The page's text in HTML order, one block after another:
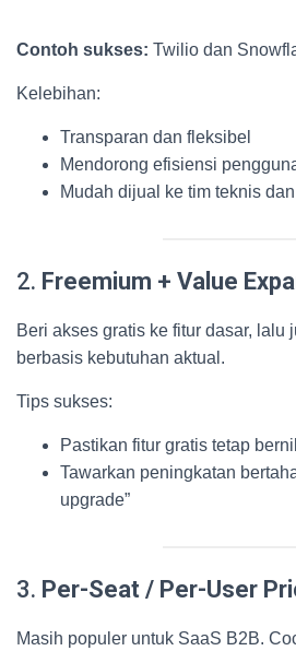
Contoh sukses: Twilio dan
Kelebihan:
Transparan dan fleksibel
Mendorong efisiensi
Mudah dijual ke tim teknis
2. Freemium + Value
Beri akses gratis ke fitur dasar, lalu
berbasis kebutuhan aktual.
Tips sukses:
Pastikan fitur gratis tetap
Tawarkan peningkatan
upgrade”
3. Per-Seat / Per-User
Masih populer untuk SaaS B2B.